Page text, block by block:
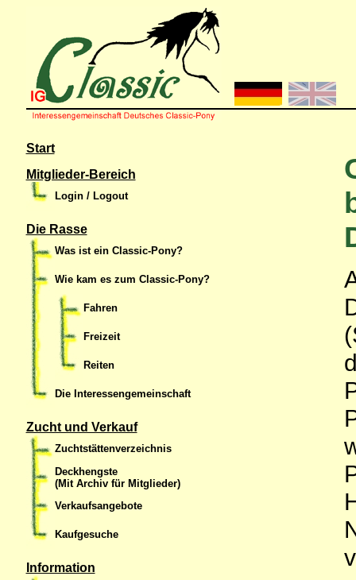
Start
Mitglieder-Bereich
Login / Logout
Die Rasse
Was ist ein Classic-Pony?
Wie kam es zum Classic-Pony?
Fahren
Freizeit
Reiten
Die Interessengemeinschaft
Zucht und Verkauf
Zuchtstättenverzeichnis
Deckhengste
(Mit Archiv für Mitglieder)
Verkaufsangebote
Kaufgesuche
Information